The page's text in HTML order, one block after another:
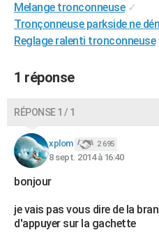
GUIDES D'ACHAT
BONS PLANS
CARTE DE VOEUX
COPAINS D'AVANT
S'inscrire
Se connecter
Lycées
Collèges
Primaires
Universités
Entreprises
Service militaire
Avis de recherche
AVIS DE DÉCÈS
FORUM
Melange tronconneuse ✓
Tronçonneuse parkside ne
Reglage ralenti tronconneuse
1 réponse
RÉPONSE 1 / 1
xplom 2 695
8 sept. 2014 à 16:40
bonjour
je vais pas vous dire de la
d'appuyer sur la gachette